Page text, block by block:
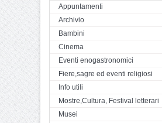
Appuntamenti
Archivio
Bambini
Cinema
Eventi enogastronomici
Fiere,sagre ed eventi religiosi
Info utili
Mostre,Cultura, Festival letterari
Musei